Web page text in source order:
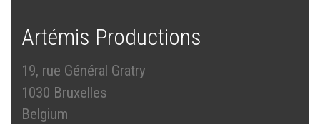
Artémis Productions
19, rue Général Gratry
1030 Bruxelles
Belgium